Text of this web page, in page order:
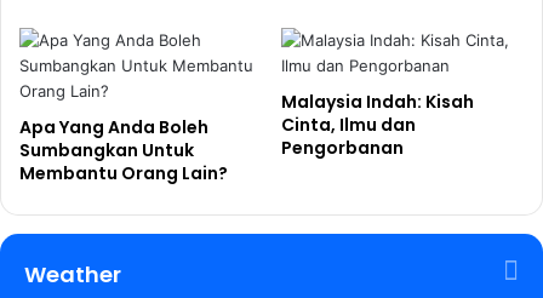
Apa Yang Anda Boleh
Sumbangkan Untuk
Membantu Orang Lain?
Malaysia Indah: Kisah
Cinta, Ilmu dan
Pengorbanan
Weather